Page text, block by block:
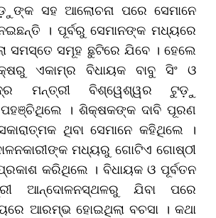
ସହ ଆଲୋଚନା ପରେ ସେମାନେ
। ପୂର୍ବରୁ ସେମାନଙ୍କ ମଧ୍ୟରେ
ସମସ୍ତେ ସମୂହ ଛୁଟିରେ ଯିବେ । ହେଲେ
ଏକାମ୍ର ବିଧାୟକ ବାବୁ ସିଂ ଓ
ମନ୍ତ୍ରୀ ବିଶ୍ୱେଶ୍ୱର ଟୁଡ଼ୁ
ପହଞ୍ଚିଥିଲେ । ଶିକ୍ଷକଙ୍କ ଦାବି ପୂରଣ
ଥିବା ସେମାନେ କହିଥିଲେ ।
ମଧ୍ୟରୁ ଗୋଟିଏ ଗୋଷ୍ଠୀ
କରିଥିଲେ । ବିଧାୟକ ଓ ପୂର୍ବତନ
ଆନ୍ଦୋଳନସ୍ଥଳରୁ ଯିବା ପରେ
ଆରମ୍ଭ ହୋଇଥିଲା ବଚସା । କଥା